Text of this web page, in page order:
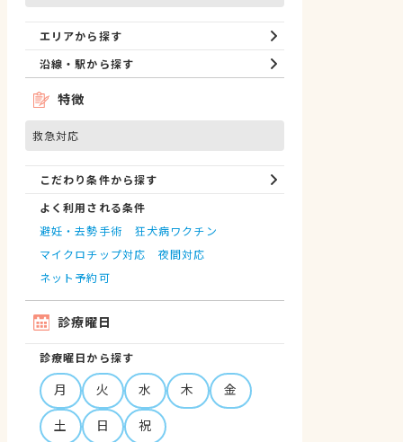
エリアから探す
沿線・駅から探す
特徴
救急対応
こだわり条件から探す
よく利用される条件
避妊・去勢手術
狂犬病ワクチン
マイクロチップ対応
夜間対応
ネット予約可
診療曜日
診療曜日から探す
月 火 水 木
金
土
日 祝